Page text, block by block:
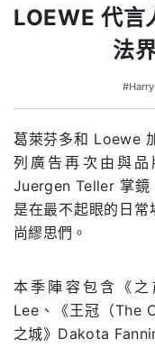
LOEWE 代言
法
葛萊芬多和 Loewe
列廣告再次由與
Juergen Teller 掌鏡
是在最不起眼的日
尚繆思們。
本季陣容包含《
Lee、《王冠（The
之城》Dakota